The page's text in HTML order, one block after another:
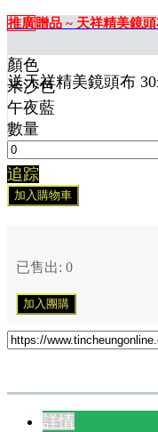
推廣贈品 ~ 天祥精美鏡
送天祥精美鏡頭布
顏色
米沙色
午夜藍
數量
追踪
加入購物車
已售出: 0
加入團購
詳情